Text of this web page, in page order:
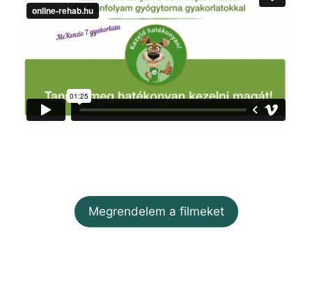
Megrendelem a filmeket